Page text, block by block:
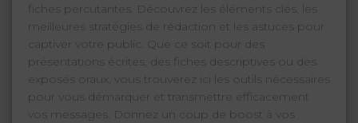
fiches percutantes. Découvrez les éléments clés, les
meilleures stratégies de rédaction et les astuces pour
captiver votre public. Que ce soit pour des
présentations écrites, des fiches descriptives ou des
exposés oraux, vous trouverez ici les outils nécessaires
pour vous démarquer et transmettre efficacement
vos messages. Donnez un coup de boost à vos